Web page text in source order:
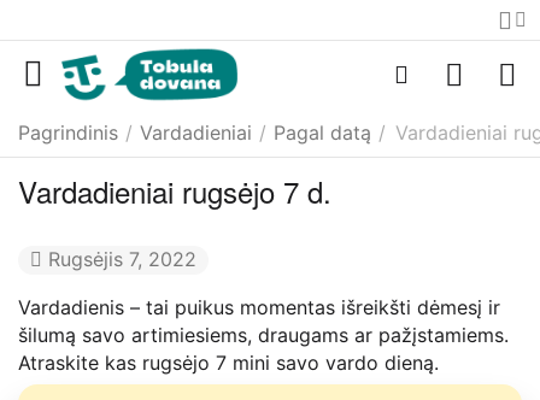
Pagrindinis / Vardadieniai / Pagal datą / Vardadieniai
Vardadieniai rugsėjo 7 d.
Rugsėjis 7, 2022
Vardadienis – tai puikus momentas išreikšti dėmesį ir
šilumą savo artimiesiems, draugams ar pažįstamiems.
Atraskite kas rugsėjo 7 mini savo vardo dieną.